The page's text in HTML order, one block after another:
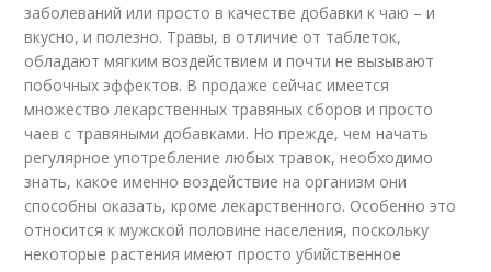
заболеваний или просто в качестве добавки к чаю – и
вкусно, и полезно. Травы, в отличие от таблеток,
обладают мягким воздействием и почти не вызывают
побочных эффектов. В продаже сейчас имеется
множество лекарственных травяных сборов и просто
чаев с травяными добавками. Но прежде, чем начать
регулярное употребление любых травок, необходимо
знать, какое именно воздействие на организм они
способны оказать, кроме лекарственного. Особенно это
относится к мужской половине населения, поскольку
некоторые растения имеют просто убийственное